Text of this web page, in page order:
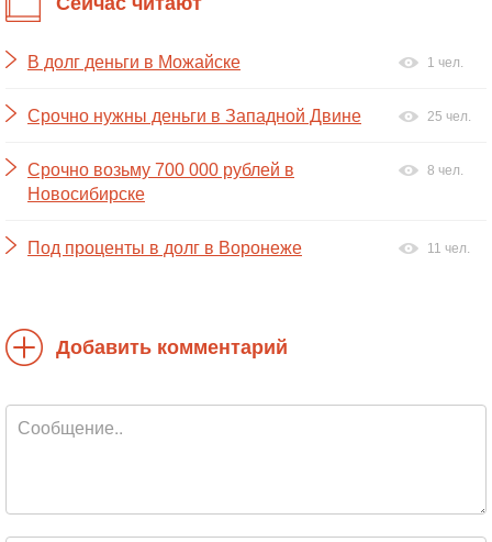
В долг деньги в Можайске 1 чел.
Срочно нужны деньги в Западной Двине 25 чел.
Срочно возьму 700 000 рублей в
Новосибирске
8 чел.
Под проценты в долг в Воронеже 11 чел.
Добавить комментарий